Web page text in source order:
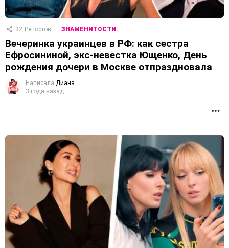
32 Репостов ЗНАМЕНИТОСТИ
Вечеринка украинцев в РФ: как сестра
Ефросининой, экс-невестка Ющенко, День
рождения дочери в Москве отпраздновала
Написала Диана
3 года назад